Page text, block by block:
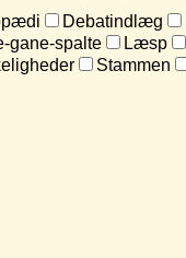
Debatindlæg
gane-spalte Læsp
Stammen